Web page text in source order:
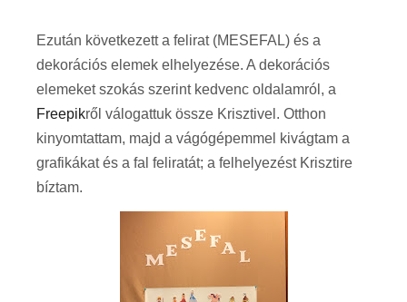
Ezután következett a felirat (MESEFAL) és a
dekorációs elemek elhelyezése. A dekorációs
elemeket szokás szerint kedvenc oldalamról, a
Freepikről válogattuk össze Krisztivel. Otthon
kinyomtattam, majd a vágógépemmel kivágtam a
grafikákat és a fal feliratát; a felhelyezést Krisztire
bíztam.